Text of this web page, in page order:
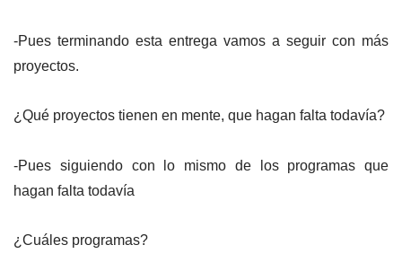
-Pues terminando esta entrega vamos a seguir con más
proyectos.
¿Qué proyectos tienen en mente, que hagan falta todavía?
-Pues siguiendo con lo mismo de los programas que
hagan falta todavía
¿Cuáles programas?